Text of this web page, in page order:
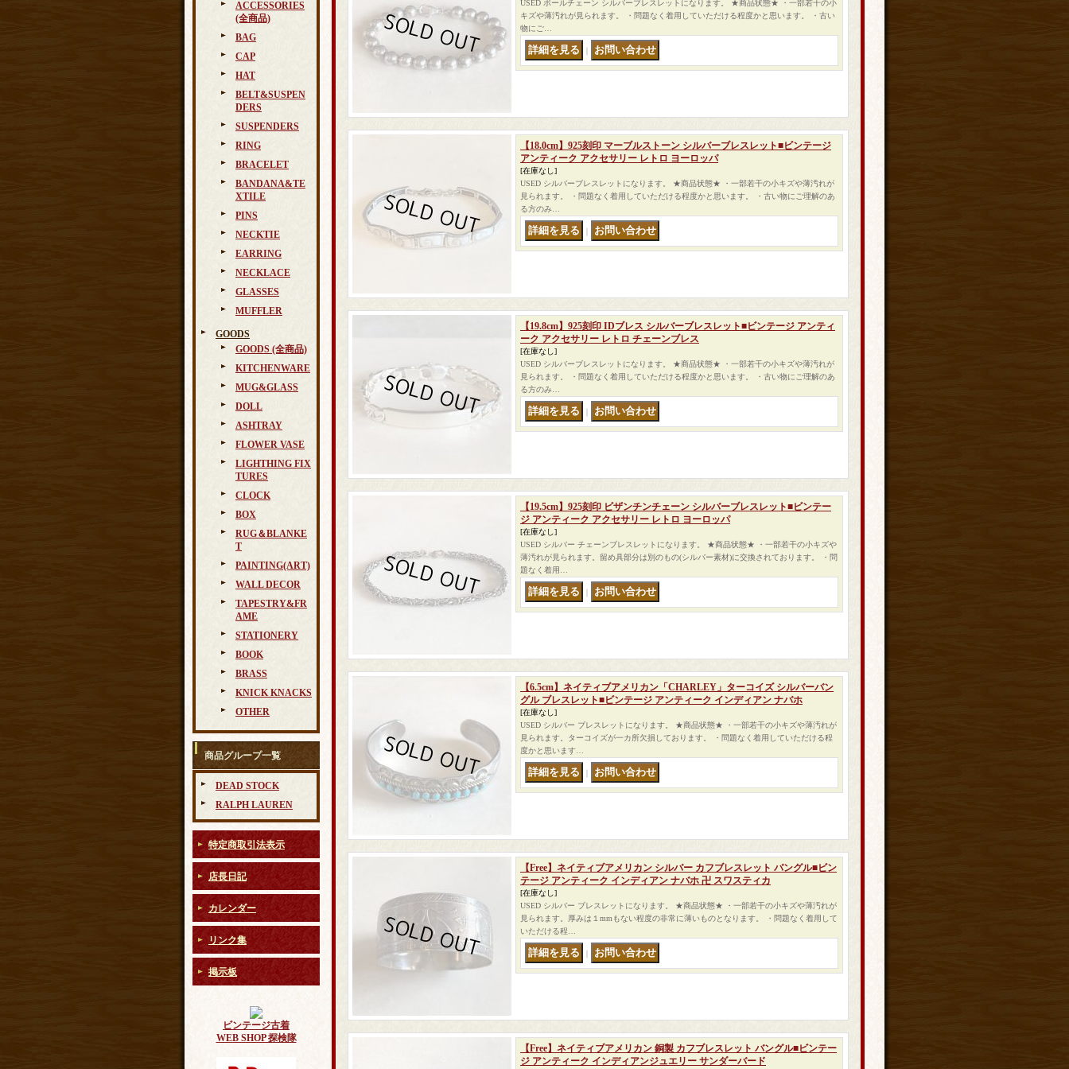
ACCESSORIES
(全商品)
BAG
CAP
HAT
BELT&SUSPEN
DERS
SUSPENDERS
RING
BRACELET
BANDANA&TE
XTILE
PINS
NECKTIE
EARRING
NECKLACE
GLASSES
MUFFLER
GOODS
GOODS (全商品)
KITCHENWARE
MUG&GLASS
DOLL
ASHTRAY
FLOWER VASE
LIGHTHING FIX
TURES
CLOCK
BOX
RUG＆BLANKE
T
PAINTING(ART)
WALL DECOR
TAPESTRY&FR
AME
STATIONERY
BOOK
BRASS
KNICK KNACKS
OTHER
商品グループ一覧
DEAD STOCK
RALPH LAUREN
特定商取引法表示
店長日記
カレンダー
リンク集
掲示板
ビンテージ古着
WEB SHOP 探検隊
USED ボールチェーン シルバーブレスレットになります。 ★商品状態★ ・一部若干の小
キズや薄汚れが見られます。 ・問題なく着用していただける程度かと思います。 ・古い
物にご…
【18.0cm】925刻印 マーブルストーン シルバーブレスレット■ビンテージ
アンティーク アクセサリー レトロ ヨーロッパ
[在庫なし]
USED シルバーブレスレットになります。 ★商品状態★ ・一部若干の小キズや薄汚れが
見られます。 ・問題なく着用していただける程度かと思います。 ・古い物にご理解のあ
る方のみ…
【19.8cm】925刻印 IDブレス シルバーブレスレット■ビンテージ アンティ
ーク アクセサリー レトロ チェーンブレス
[在庫なし]
USED シルバーブレスレットになります。 ★商品状態★ ・一部若干の小キズや薄汚れが
見られます。 ・問題なく着用していただける程度かと思います。 ・古い物にご理解のあ
る方のみ…
【19.5cm】925刻印 ビザンチンチェーン シルバーブレスレット■ビンテー
ジ アンティーク アクセサリー レトロ ヨーロッパ
[在庫なし]
USED シルバー チェーンブレスレットになります。 ★商品状態★ ・一部若干の小キズや
薄汚れが見られます。留め具部分は別のもの(シルバー素材)に交換されております。 ・問
題なく着用…
【6.5cm】ネイティブアメリカン「CHARLEY」ターコイズ シルバーバン
グル ブレスレット■ビンテージ アンティーク インディアン ナバホ
[在庫なし]
USED シルバー ブレスレットになります。 ★商品状態★ ・一部若干の小キズや薄汚れが
見られます。ターコイズが一カ所欠損しております。 ・問題なく着用していただける程
度かと思います…
【Free】ネイティブアメリカン シルバー カフブレスレット バングル■ビン
テージ アンティーク インディアン ナバホ 卍 スワスティカ
[在庫なし]
USED シルバー ブレスレットになります。 ★商品状態★ ・一部若干の小キズや薄汚れが
見られます。厚みは１mmもない程度の非常に薄いものとなります。 ・問題なく着用して
いただける程…
【Free】ネイティブアメリカン 銅製 カフブレスレット バングル■ビンテー
ジ アンティーク インディアンジュエリー サンダーバード